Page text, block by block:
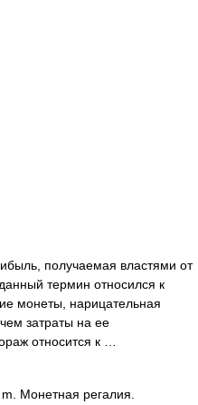
получаемая властями от
термин относился к
монеты, нарицательная
затраты на ее
относится к …
Монетная регалия.